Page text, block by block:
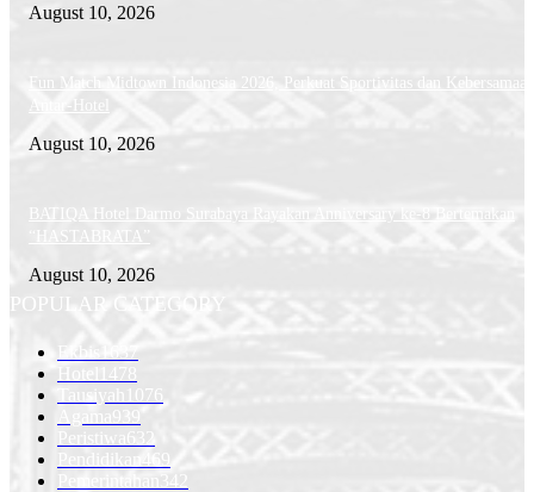
August 10, 2026
Fun Match Midtown Indonesia 2026, Perkuat Sportivitas dan Kebersamaan
Antar-Hotel
August 10, 2026
BATIQA Hotel Darmo Surabaya Rayakan Anniversary ke-8 Bertemakan
“HASTABRATA”
August 10, 2026
POPULAR CATEGORY
Ekbis
1637
Hotel
1478
Tausiyah
1076
Agama 939
Peristiwa
632
Pendidikan 469
Pemerintahan
342